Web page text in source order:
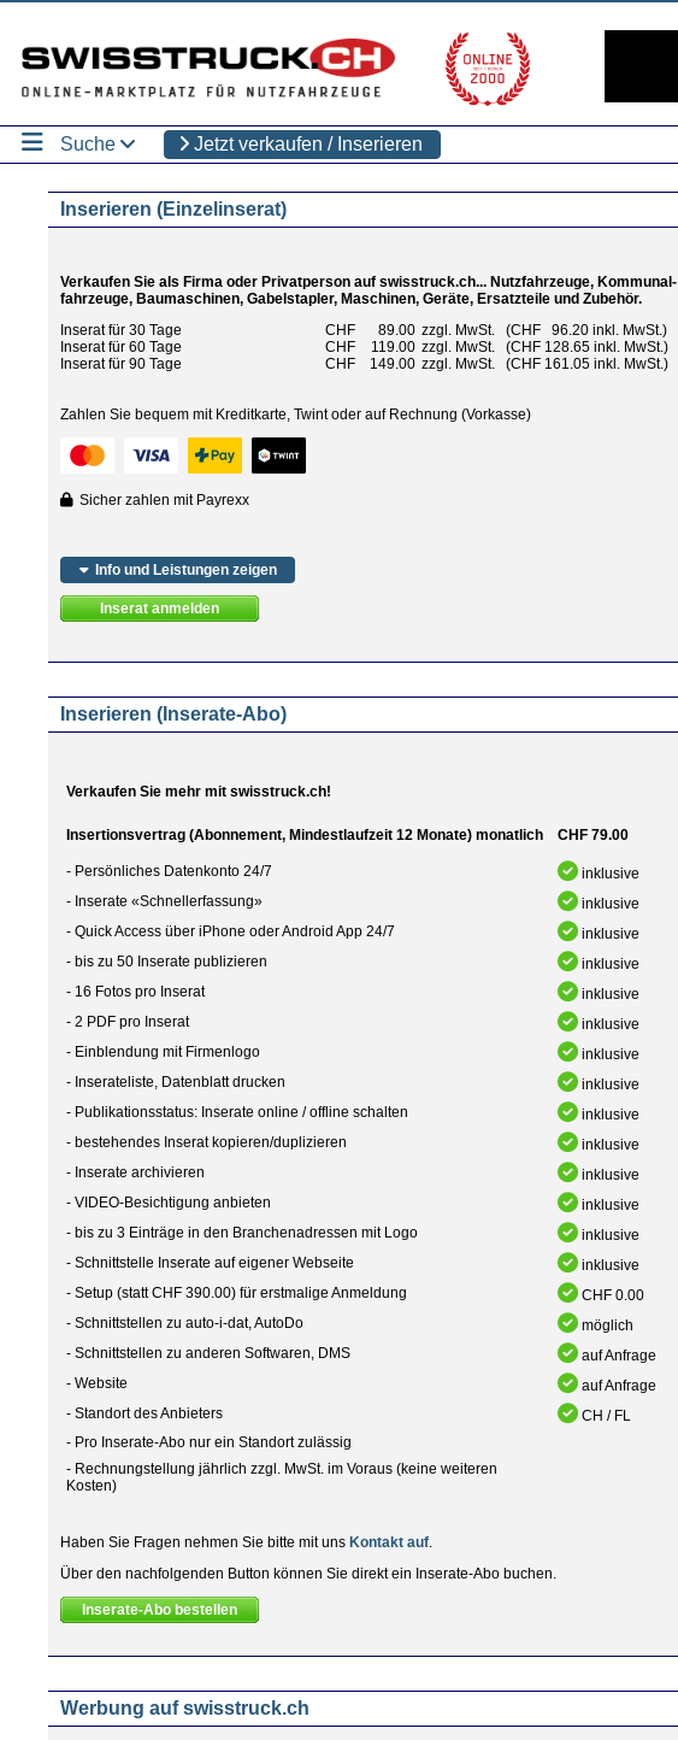
Suche Jetzt verkaufen / Inserieren
Inserieren (Einzelinserat)
Verkaufen Sie als Firma oder Privatperson auf swisstruck.ch... Nutzfahrzeuge, Kommunal-
fahrzeuge, Baumaschinen, Gabelstapler, Maschinen, Geräte, Ersatzteile und Zubehör.
Inserat für 30 Tage
CHF 89.00 zzgl. MwSt. (CHF 96.20 inkl. MwSt.)
Inserat für 60 Tage
CHF 119.00 zzgl. MwSt. (CHF 128.65 inkl. MwSt.)
Inserat für 90 Tage
CHF 149.00 zzgl. MwSt. (CHF 161.05 inkl. MwSt.)
Zahlen Sie bequem mit Kreditkarte, Twint oder auf Rechnung (Vorkasse)
Sicher zahlen mit Payrexx
Info und Leistungen zeigen
Inserieren (Inserate-Abo)
Verkaufen Sie mehr mit swisstruck.ch!
Insertionsvertrag (Abonnement, Mindestlaufzeit 12 Monate) monatlich CHF 79.00
- Persönliches Datenkonto 24/7
inklusive
- Inserate «Schnellerfassung»
inklusive
- Quick Access über iPhone oder Android App 24/7
inklusive
- bis zu 50 Inserate publizieren
inklusive
- 16 Fotos pro Inserat
inklusive
- 2 PDF pro Inserat
inklusive
- Einblendung mit Firmenlogo
inklusive
- Inserateliste, Datenblatt drucken
inklusive
- Publikationsstatus: Inserate online / offline schalten
inklusive
- bestehendes Inserat kopieren/duplizieren
inklusive
- Inserate archivieren
inklusive
- VIDEO-Besichtigung anbieten
inklusive
- bis zu 3 Einträge in den Branchenadressen mit Logo
inklusive
- Schnittstelle Inserate auf eigener Webseite
inklusive
- Setup (statt CHF 390.00) für erstmalige Anmeldung
CHF 0.00
- Schnittstellen zu auto-i-dat, AutoDo
möglich
- Schnittstellen zu anderen Softwaren, DMS
auf Anfrage
- Website
auf Anfrage
- Standort des Anbieters
CH / FL
- Pro Inserate-Abo nur ein Standort zulässig
- Rechnungstellung jährlich zzgl. MwSt. im Voraus (keine weiteren
Kosten)
Haben Sie Fragen nehmen Sie bitte mit uns Kontakt auf.
Über den nachfolgenden Button können Sie direkt ein Inserate-Abo buchen.
Werbung auf swisstruck.ch